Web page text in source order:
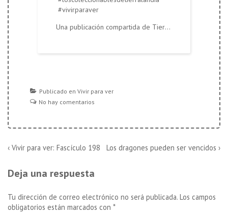
#vivirparaver
Una publicación compartida de Tierralandia
Publicado en Vivir para ver
No hay comentarios
Navegación
de
entradas
La
anterior
es
‹ Vivir para ver: Fascículo 198
La
Los dragones pueden ser vencidos ›
Deja una respuesta
Tu dirección de correo electrónico no será publicada. Los campos
obligatorios están marcados con *